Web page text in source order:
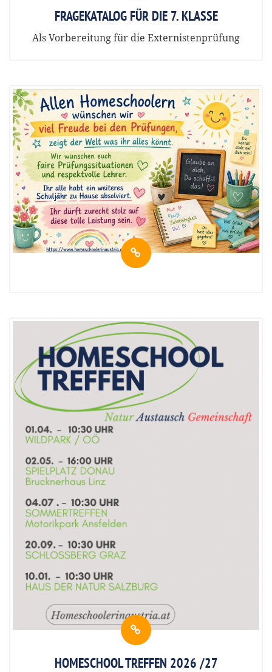
FRAGEKATALOG FÜR DIE 7. KLASSE
Als Vorbereitung für die Externistenprüfung
HOMESCHOOL TREFFEN 2026 /27